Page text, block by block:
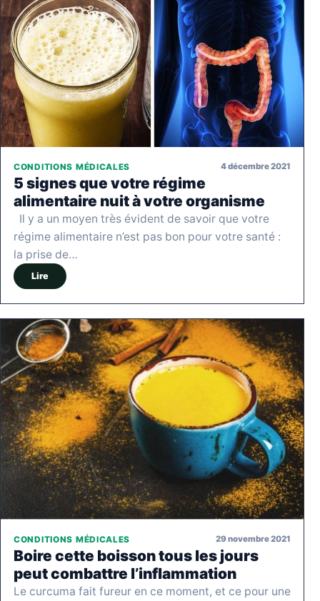
CONDITIONS MÉDICALES 4 décembre 2021
5 signes que votre régime
alimentaire nuit à votre organisme
Il y a un moyen très évident de savoir que votre
régime alimentaire n’est pas bon pour votre santé :
la prise de…
Lire
CONDITIONS MÉDICALES 29 novembre 2021
Boire cette boisson tous les jours
peut combattre l’inflammation
Le curcuma fait fureur en ce moment, et ce pour une